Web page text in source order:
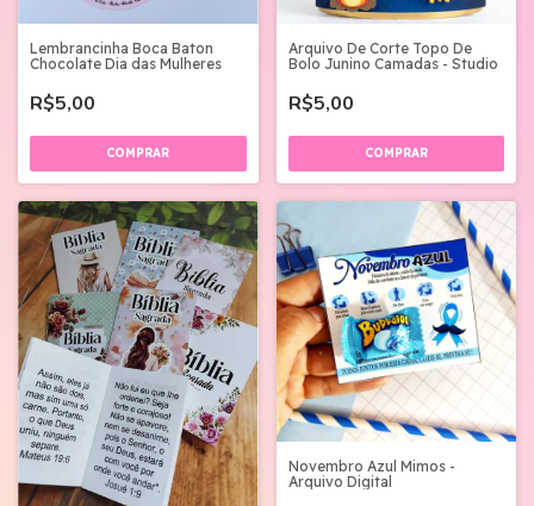
Lembrancinha Boca Baton
Chocolate Dia das Mulheres
R$5,00
Arquivo De Corte Topo De
Bolo Junino Camadas - Studio
R$5,00
Novembro Azul Mimos -
Arquivo Digital